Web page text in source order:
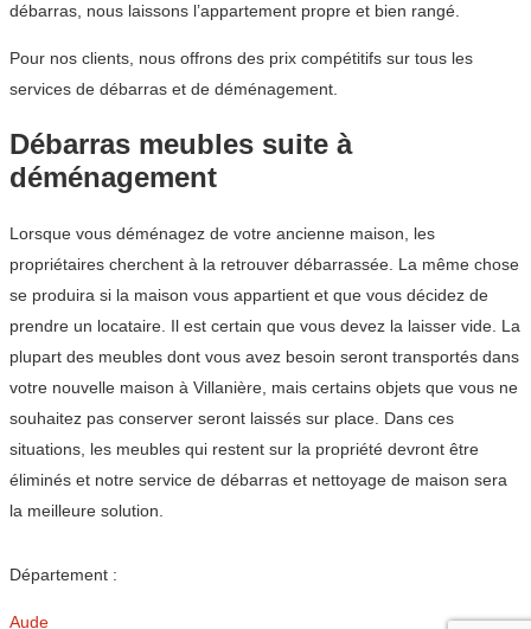
débarras, nous laissons l’appartement propre et bien rangé.
Pour nos clients, nous offrons des prix compétitifs sur tous les
services de débarras et de déménagement.
Débarras meubles suite à
déménagement
Lorsque vous déménagez de votre ancienne maison, les
propriétaires cherchent à la retrouver débarrassée. La même chose
se produira si la maison vous appartient et que vous décidez de
prendre un locataire. Il est certain que vous devez la laisser vide. La
plupart des meubles dont vous avez besoin seront transportés dans
votre nouvelle maison à Villanière, mais certains objets que vous ne
souhaitez pas conserver seront laissés sur place. Dans ces
situations, les meubles qui restent sur la propriété devront être
éliminés et notre service de débarras et nettoyage de maison sera
la meilleure solution.
Département :
Aude